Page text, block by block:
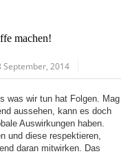
machen!
September, 2014
was wir tun hat Folgen. Mag
aussehen, kann es doch
Auswirkungen haben.
und diese respektieren,
daran mitwirken. Das